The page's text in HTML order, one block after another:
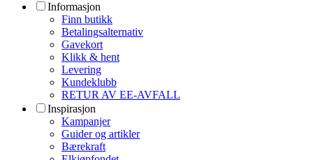
Informasjon
Finn butikk
Betalingsalternativ
Gavekort
Klikk & hent
Levering
Kundeklubb
RETUR AV EE-AVFALL
Inspirasjon
Kampanjer
Guider og artikler
Bærekraft